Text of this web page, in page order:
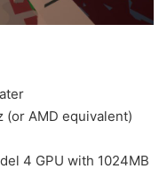
(or AMD equivalent)
4 GPU with 1024MB